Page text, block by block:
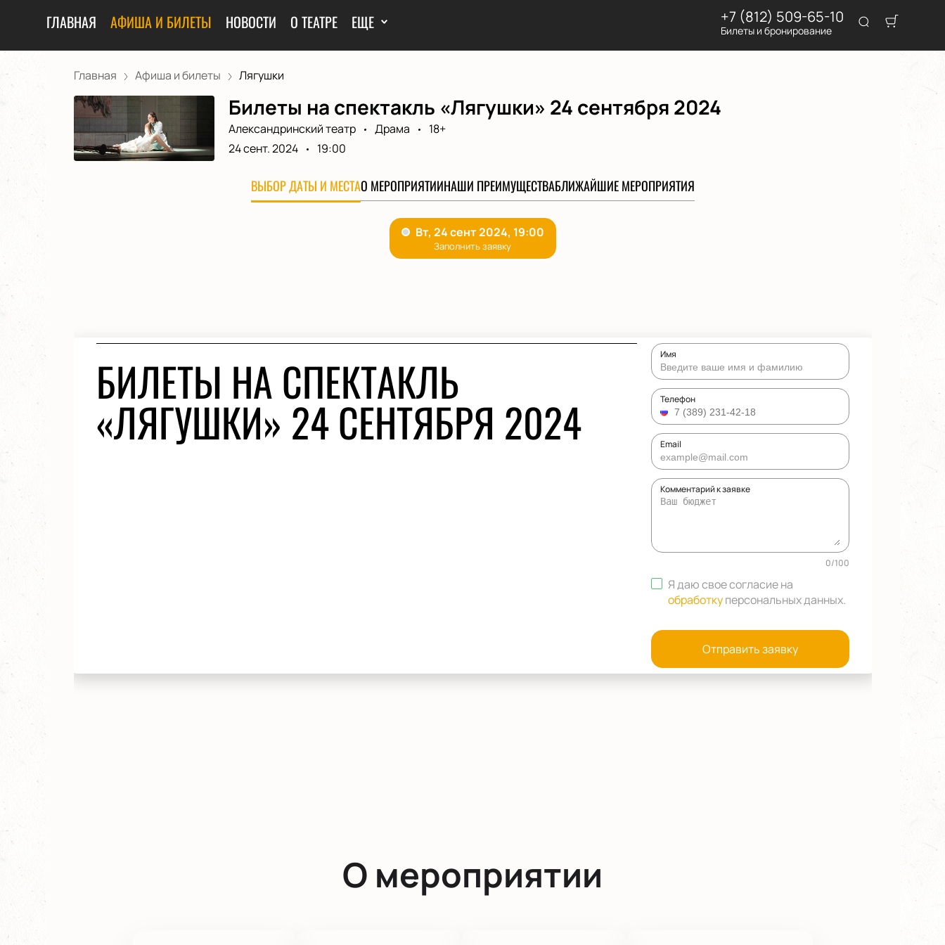
ГЛАВНАЯ АФИША И БИЛЕТЫ НОВОСТИ О ТЕАТРЕ ЕЩЕ +7 (812) 509-65-10
Билеты и бронирование
Главная Афиша и билеты Лягушки
Билеты на спектакль «Лягушки» 24 сентября 2024
Александринский театр Драма
18+
24 сент. 2024
19:00
ВЫБОР ДАТЫ И МЕСТАО МЕРОПРИЯТИИНАШИ ПРЕИМУЩЕСТВАБЛИЖАЙШИЕ МЕРОПРИЯТИЯ
БИЛЕТЫ НА СПЕКТАКЛЬ
«ЛЯГУШКИ» 24 СЕНТЯБРЯ 2024
Имя
Телефон
Email
Комментарий к заявке
0/100
Я даю свое согласие на
обработкуперсональных данных.
Отправить заявку
О мероприятии